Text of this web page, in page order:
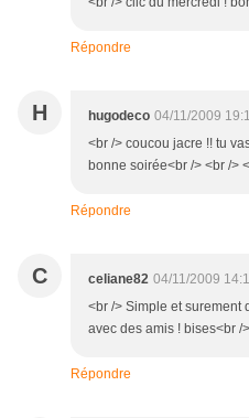
Répondre
H hugodeco 04/11/2009
<br /> coucou jacre !! tu
bonne soirée<br /> <br />
Répondre
C celiane82 04/11/2009
<br /> Simple et surement
avec des amis ! bises<br /
Répondre